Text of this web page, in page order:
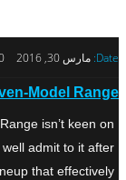
Date: مارس 30, 2016
Model Range
isn’t keen on
admit to it after
that effectively